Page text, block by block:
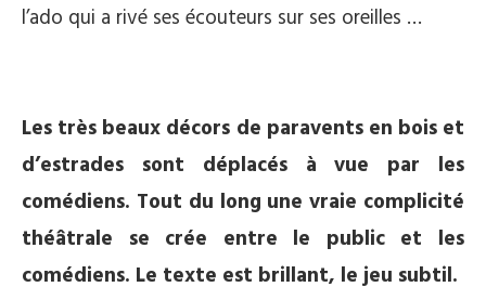
l’ado qui a rivé ses écouteurs sur ses oreilles …
Les très beaux décors de paravents en bois et
d’estrades sont déplacés à vue par les
comédiens. Tout du long une vraie complicité
théâtrale se crée entre le public et les
comédiens. Le texte est brillant, le jeu subtil.